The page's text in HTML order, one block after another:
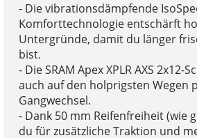
- Die vibrationsdämpfende
Komforttechnologie entschärft
Untergründe, damit du länger
bist.
- Die SRAM Apex XPLR AXS
auch auf den holprigsten Wegen
Gangwechsel.
- Dank 50 mm Reifenfreiheit (wie
du für zusätzliche Traktion und